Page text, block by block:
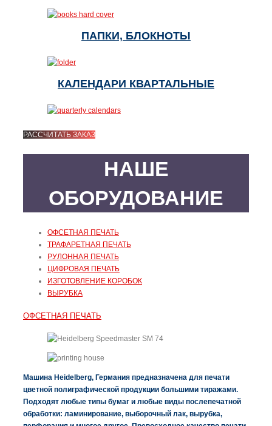
ПАПКИ, БЛОКНОТЫ
КАЛЕНДАРИ КВАРТАЛЬНЫЕ
РАССЧИТАТЬ ЗАКАЗ
НАШЕ
ОБОРУДОВАНИЕ
ОФСЕТНАЯ ПЕЧАТЬ
ТРАФАРЕТНАЯ ПЕЧАТЬ
РУЛОННАЯ ПЕЧАТЬ
ЦИФРОВАЯ ПЕЧАТЬ
ИЗГОТОВЛЕНИЕ КОРОБОК
ВЫРУБКА
ОФСЕТНАЯ ПЕЧАТЬ
Машина Heidelberg, Германия предназначена для печати
цветной полиграфической продукции большими тиражами.
Подходят любые типы бумаг и любые виды послепечатной
обработки: ламинирование, выборочный лак, вырубка,